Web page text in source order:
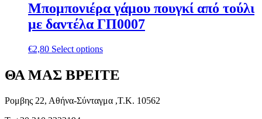
Μπομπονιέρα γάμου πουγκί από τούλι
με δαντέλα ΓΠ0007
€2,80 Select options
ΘΑ ΜΑΣ ΒΡΕΙΤΕ
Ρομβης 22, Αθήνα-Σύνταγμα ,Τ.Κ. 10562